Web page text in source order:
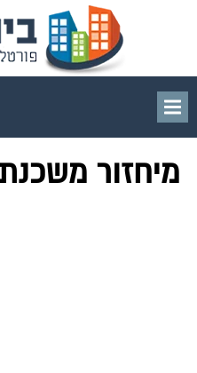
מיחזור